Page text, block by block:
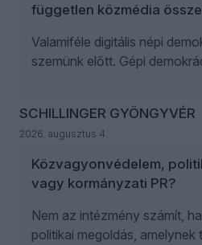
független közmédia
Valamiféle digitális népi
szemünk előtt. Gépi
SCHILLINGER GYÖNGYVÉR
2026. augusztus 4.
Közvagyonvédelem,
vagy kormányzati PR?
Nem az intézmény számít,
politikai megoldás,